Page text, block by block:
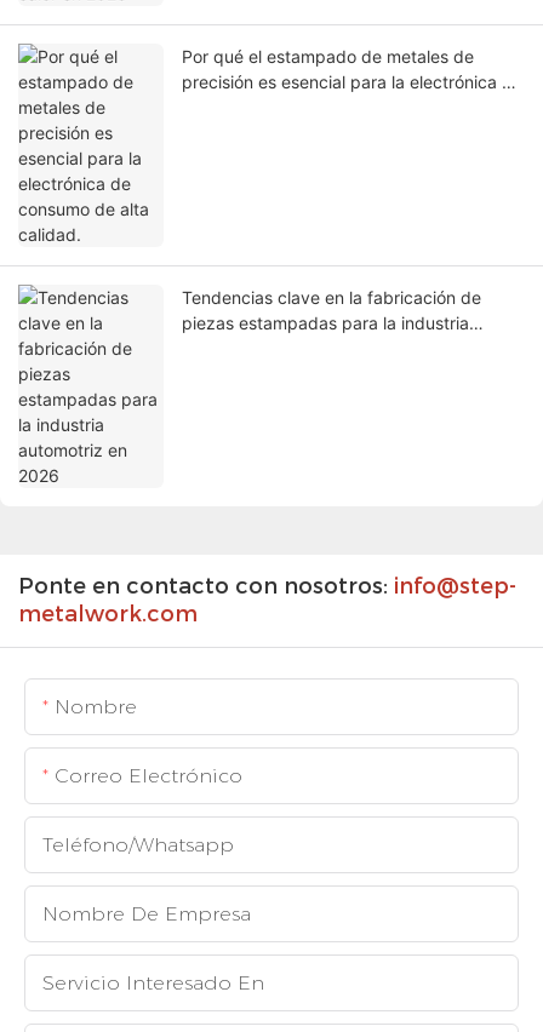
Por qué el estampado de metales de
precisión es esencial para la electrónica de
Tendencias clave en la fabricación de
piezas estampadas para la industria
Ponte en contacto con nosotros: info@step-
metalwork.com
Nombre
Correo Electrónico
Teléfono/whatsapp
Nombre De Empresa
Servicio Interesado En